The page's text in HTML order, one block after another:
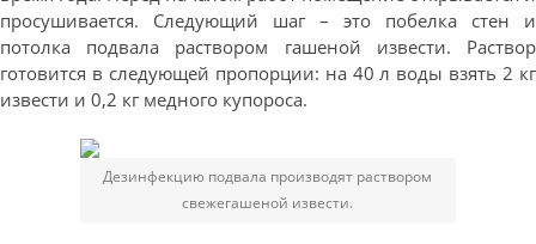
просушивается. Следующий шаг – это побелка стен и
потолка подвала раствором гашеной извести. Раствор
готовится в следующей пропорции: на 40 л воды взять 2 кг
извести и 0,2 кг медного купороса.
Дезинфекцию подвала производят раствором
свежегашеной извести.